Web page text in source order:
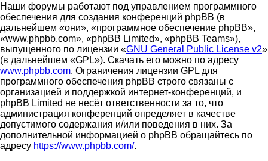
Наши форумы работают под управлением программного
обеспечения для создания конференций phpBB (в
дальнейшем «они», «программное обеспечение phpBB»,
«www.phpbb.com», «phpBB Limited», «phpBB Teams»),
выпущенного по лицензии «GNU General Public License v2»
(в дальнейшем «GPL»). Скачать его можно по адресу
www.phpbb.com. Ограничения лицензии GPL для
программного обеспечения phpBB строго связаны с
организацией и поддержкой интернет-конференций, и
phpBB Limited не несёт ответственности за то, что
администрация конференций определяет в качестве
допустимого содержания и/или поведения в них. За
дополнительной информацией о phpBB обращайтесь по
адресу https://www.phpbb.com/.